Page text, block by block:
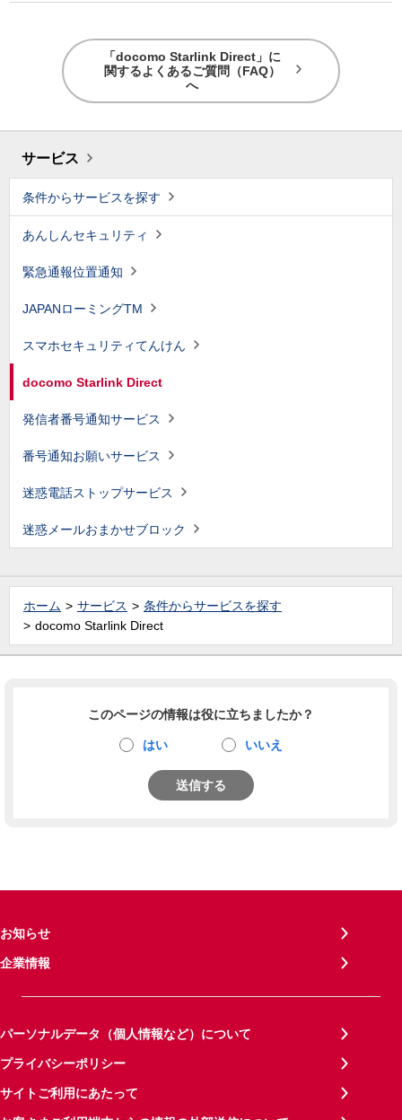
「docomo Starlink Direct」に
関するよくあるご質問（FAQ）
へ
サービス
条件からサービスを探す
あんしんセキュリティ
緊急通報位置通知
JAPANローミングTM
スマホセキュリティてんけん
docomo Starlink Direct
発信者番号通知サービス
番号通知お願いサービス
迷惑電話ストップサービス
迷惑メールおまかせブロック
ホーム サービス
条件からサービスを探す
docomo Starlink Direct
このページの情報は役に立ちましたか？
はい いいえ
送信する
お知らせ
企業情報
パーソナルデータ（個人情報など）について
プライバシーポリシー
サイトご利用にあたって